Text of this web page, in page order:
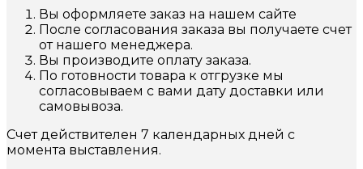
Вы оформляете заказ на нашем сайте
После согласования заказа вы получаете счет
от нашего менеджера.
Вы производите оплату заказа.
По готовности товара к отгрузке мы
согласовываем с вами дату доставки или
самовывоза.
Счет действителен 7 календарных дней с
момента выставления.